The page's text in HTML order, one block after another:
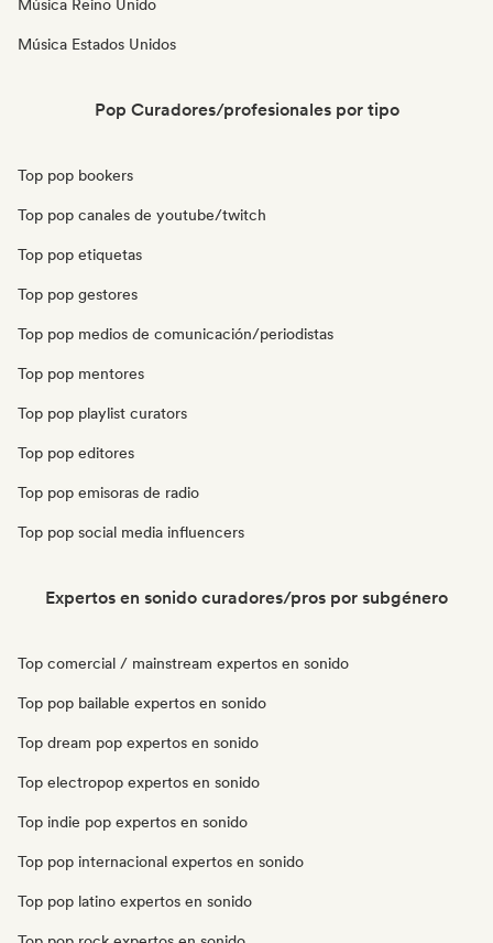
Música Reino Unido
Música Estados Unidos
Pop Curadores/profesionales por tipo
Top pop bookers
Top pop canales de youtube/twitch
Top pop etiquetas
Top pop gestores
Top pop medios de comunicación/periodistas
Top pop mentores
Top pop playlist curators
Top pop editores
Top pop emisoras de radio
Top pop social media influencers
Expertos en sonido curadores/pros por subgénero
Top comercial / mainstream expertos en sonido
Top pop bailable expertos en sonido
Top dream pop expertos en sonido
Top electropop expertos en sonido
Top indie pop expertos en sonido
Top pop internacional expertos en sonido
Top pop latino expertos en sonido